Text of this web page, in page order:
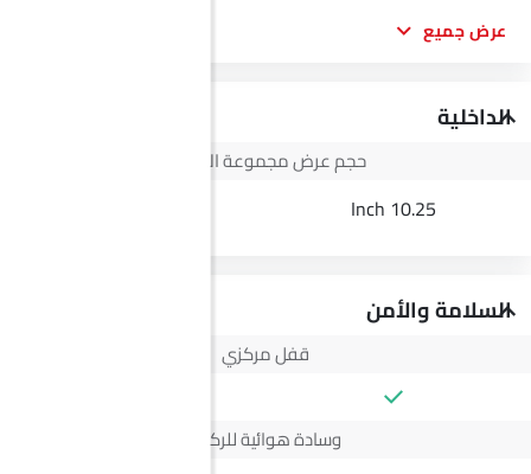
عرض جميع
الداخلية
حجم عرض مجموعة الأجهزة
10.25 Inch
السلامة والأمن
قفل مركزي
وسادة هوائية للركاب